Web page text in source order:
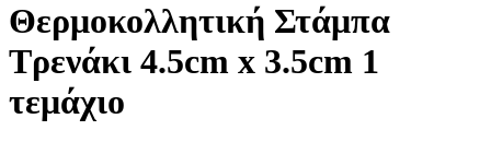
Θερμοκολλητική Στάμπα
Τρενάκι 4.5cm x 3.5cm 1
τεμάχιο